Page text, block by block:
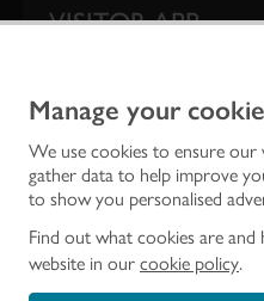
Manage your
We use cookies to ensure
gather data to help improve
to show you personalised
Find out what cookies are
website in our cookie policy.
VISITOR APP